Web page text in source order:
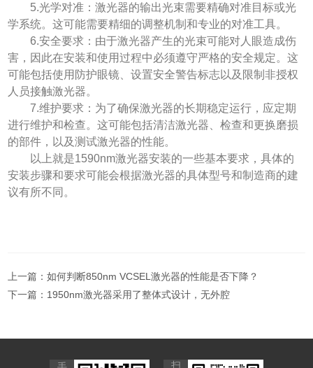
5.光学对准：激光器的输出光束需要精确对准目标或光
学系统。这可能需要精细的调整机制和专业的对准工具。
6.安全要求：由于激光器产生的光束可能对人眼造成伤
害，因此在安装和使用过程中必须遵守严格的安全规定。这
可能包括使用防护眼镜、设置安全警告标志以及限制非授权
人员接触激光器。
7.维护要求：为了确保激光器的长期稳定运行，应定期
进行维护和检查。这可能包括清洁激光器、检查和更换磨损
的部件，以及测试激光器的性能。
以上就是1590nm激光器安装的一些基本要求，具体的
安装步骤和要求可能会根据激光器的具体型号和制造商的建
议有所不同。
上一篇：如何判断850nm VCSEL激光器的性能是否下降？
下一篇： 1950nm激光器采用了整体式设计，无外腔
扫